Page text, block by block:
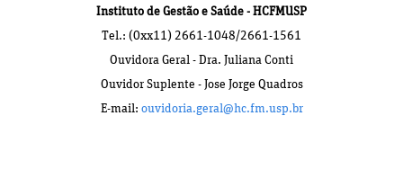
Instituto de Gestão e Saúde - HCFMUSP
Tel.: (0xx11) 2661-1048/2661-1561
Ouvidora Geral - Dra. Juliana Conti
Ouvidor Suplente - Jose Jorge Quadros
E-mail: ouvidoria.geral@hc.fm.usp.br